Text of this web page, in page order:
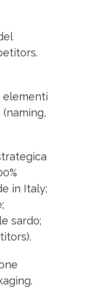
elementi
in Italy;
sardo;